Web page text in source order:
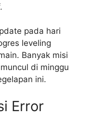
pada hari
leveling
Banyak misi
di minggu
ini.
Error